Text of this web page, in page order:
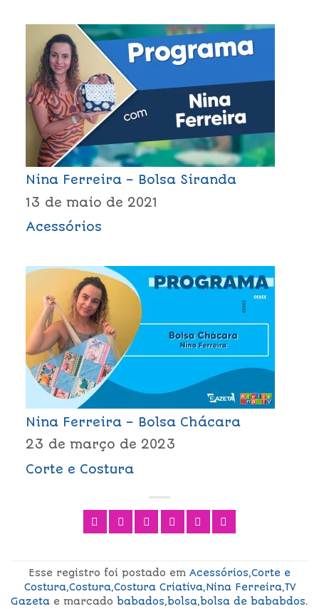
Nina Ferreira – Bolsa Siranda
13 de maio de 2021
Acessórios
Nina Ferreira – Bolsa Chácara
23 de março de 2023
Corte e Costura
Esse registro foi postado em Acessórios,Corte e
Costura,Costura,Costura Criativa,Nina Ferreira,TV
Gazeta e marcado babados,bolsa,bolsa de bababdos.